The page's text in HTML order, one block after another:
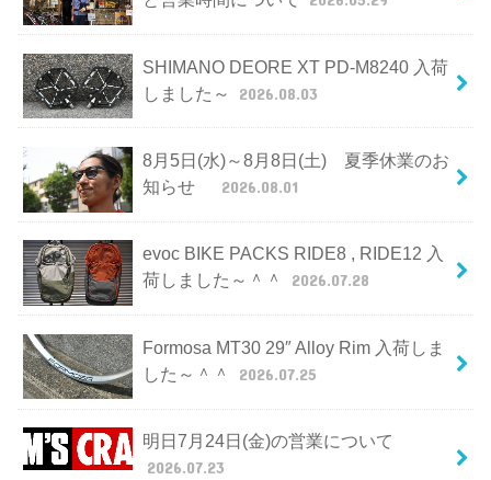
SHIMANO DEORE XT PD-M8240 入荷
しました～
2026.08.03
8月5日(水)～8月8日(土) 夏季休業のお
知らせ
2026.08.01
evoc BIKE PACKS RIDE8 , RIDE12 入
荷しました～＾＾
2026.07.28
Formosa MT30 29″ Alloy Rim 入荷しま
した～＾＾
2026.07.25
明日7月24日(金)の営業について
2026.07.23